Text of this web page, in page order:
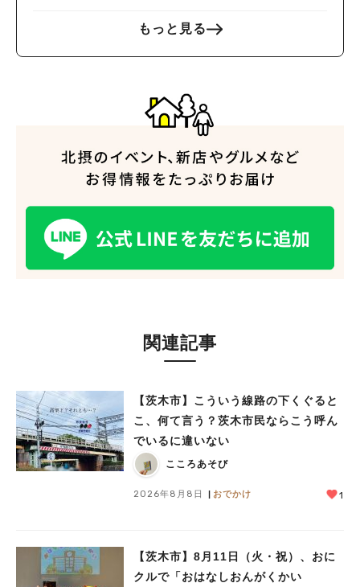
もっと見る
関連記事
【茨木市】こういう線路の下くぐると
こ、何て言う？茨木市民ならこう呼ん
でいるに違いない
こころあそび
2026年8月8日 おでかけ 1
【茨木市】8月11日（火・祝）、おに
クルで「おはなしおんがくかい